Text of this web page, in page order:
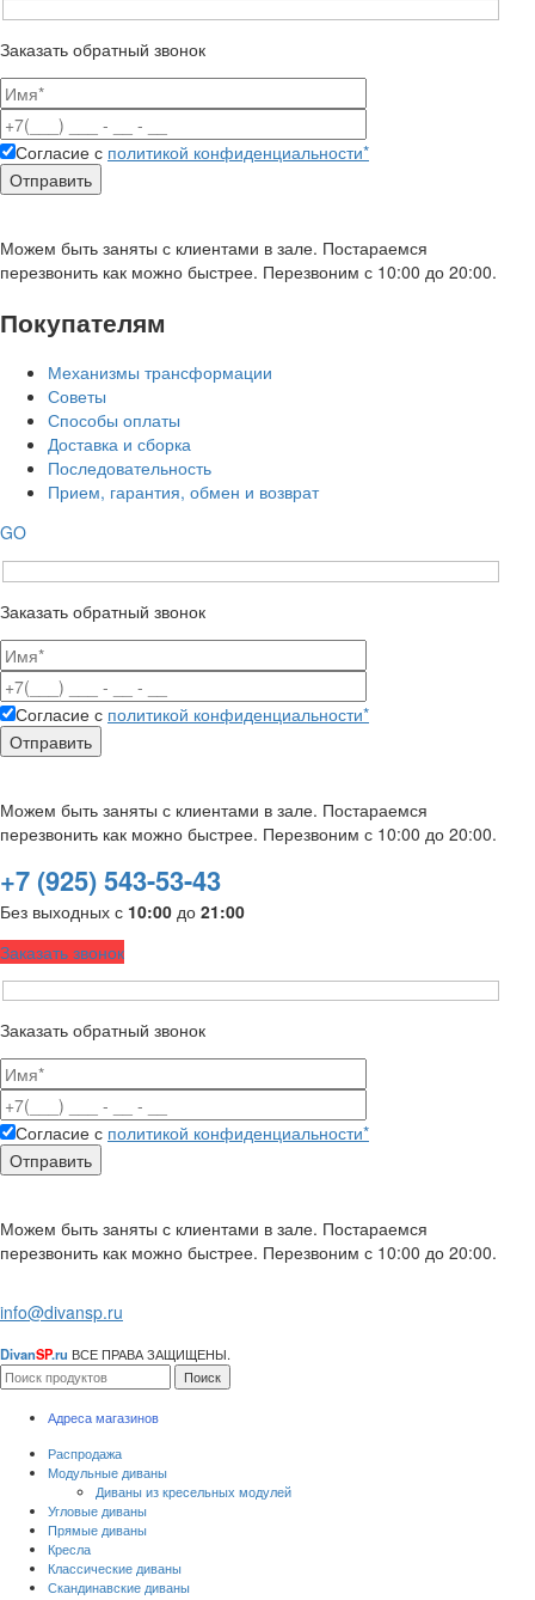
Заказать обратный звонок
Согласие с политикой конфиденциальности*
Можем быть заняты с клиентами в зале. Постараемся
перезвонить как можно быстрее. Перезвоним с 10:00 до 20:00.
Покупателям
Механизмы трансформации
Советы
Способы оплаты
Доставка и сборка
Последовательность
Прием, гарантия, обмен и возврат
GO
Заказать обратный звонок
Согласие с политикой конфиденциальности*
Можем быть заняты с клиентами в зале. Постараемся
перезвонить как можно быстрее. Перезвоним с 10:00 до 20:00.
+7 (925) 543-53-43
Без выходных с 10:00 до 21:00
Заказать звонок
Заказать обратный звонок
Согласие с политикой конфиденциальности*
Можем быть заняты с клиентами в зале. Постараемся
перезвонить как можно быстрее. Перезвоним с 10:00 до 20:00.
info@divansp.ru
DivanSP.ru ВСЕ ПРАВА ЗАЩИЩЕНЫ.
Поиск
Адреса магазинов
Распродажа
Модульные диваны
Диваны из кресельных модулей
Угловые диваны
Прямые диваны
Кресла
Классические диваны
Скандинавские диваны